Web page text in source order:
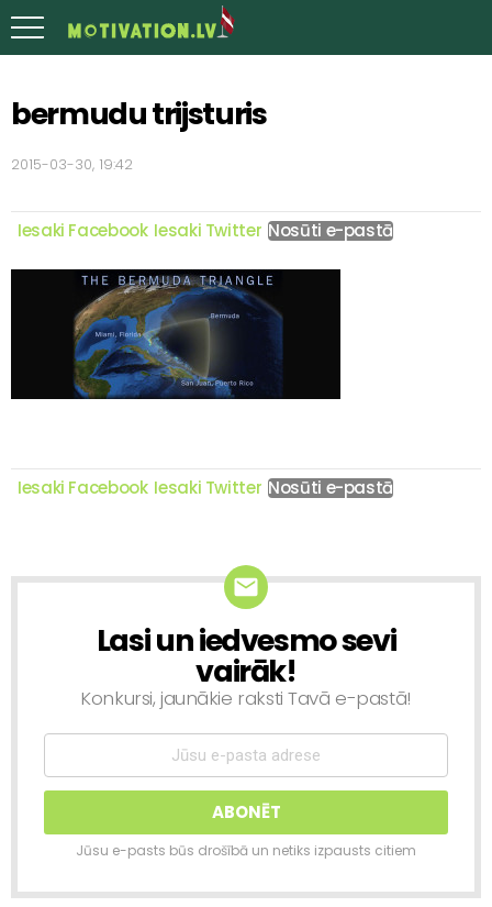
bermudu trijsturis
2015-03-30, 19:42
Iesaki Facebook Iesaki Twitter Nosūti e-pastā
Iesaki Facebook Iesaki Twitter Nosūti e-pastā
NEWSLETTER
Lasi un iedvesmo sevi
vairāk!
Konkursi, jaunākie raksti Tavā e-pastā!
Jūsu e-pasts būs drošībā un netiks izpausts citiem